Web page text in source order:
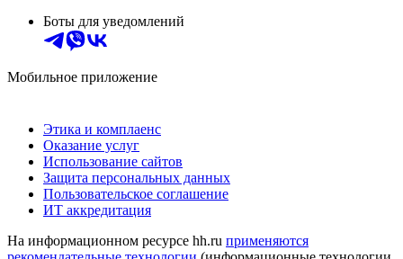
Боты для уведомлений
Мобильное приложение
Этика и комплаенс
Оказание услуг
Использование сайтов
Защита персональных данных
Пользовательское соглашение
ИТ аккредитация
На информационном ресурсе hh.ru применяются